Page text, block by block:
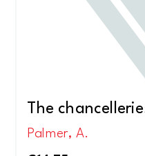
The
Palmer, A.